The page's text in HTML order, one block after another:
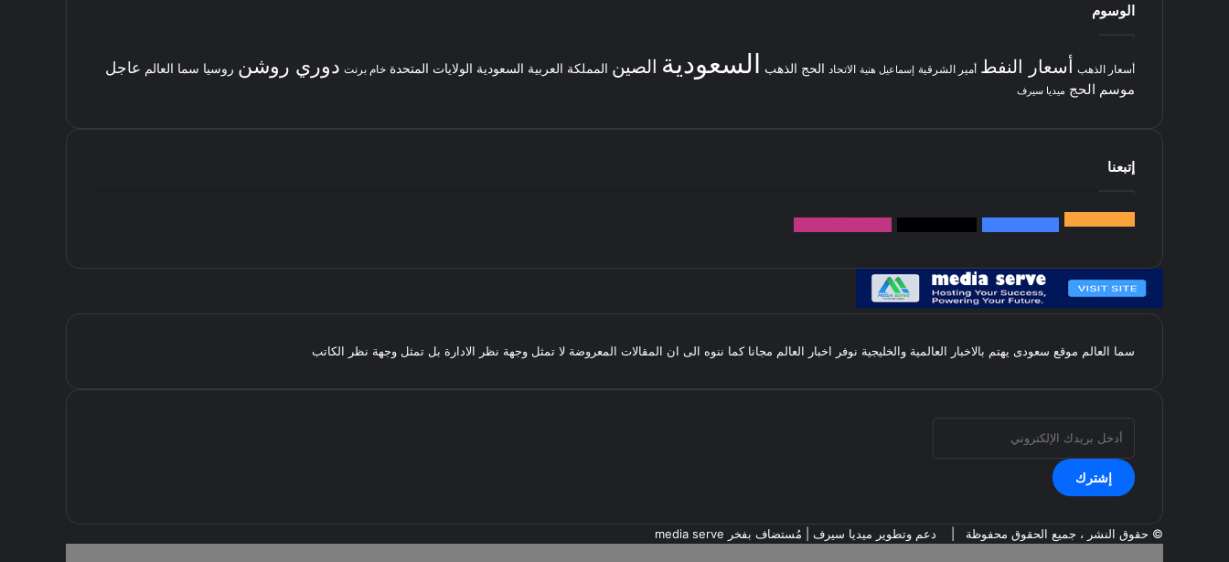
الوسوم
أسعار الذهب أسعار النفط أمير الشرقية إسماعيل هنية الاتحاد الحج الذهب السعودية الصين المملكة العربية السعودية الولايات المتحدة خام برنت دوري روشن روسيا سما العالم عاجل
موسم الحج ميديا سيرف
إتبعنا
سما العالم موقع سعودى يهتم بالاخبار العالمية والخليجية نوفر اخبار العالم مجانا كما ننوه الى ان المقالات المعروضة لا تمثل وجهة نظر الادارة بل تمثل وجهة نظر الكاتب
بريدك
الإلكتروني
© حقوق النشر ، جميع الحقوق محفوظة | دعم وتطوير ميديا سيرف | مُستضاف بفخر media serve